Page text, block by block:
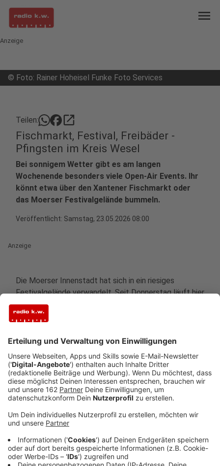
menu
Anzeige
© Foto: Rainer Hoheisel Funke Foto Services
Teilen: open_in_new
Fischmarkt, Festival, Freibäder -
Pfingsten im Kreis Wesel
Bei sonnigem Wetter gibt es am langen
Wochenende besonders viele Open-Air Events. Ihr
könnt etwa über den Xantener Fischmarkt oder
das Moerser Festivalgelände bummeln.
Veröffentlicht: Samstag, 23.05.2026 08:00
Anzeige
Die Moerser Innenstadt hat sich in ein riesiges
Festivalgelände verwandelt. Seit Donnerstag läuft hier
das Moers Festival. Rund 200 internationale Künstler
werden bis Pfingstmontag erwartet. Dazu gibt es ein
Food-Trucks. Viele Moerser freuen sich vor allem,
dass die Hauptbühne ins Herz der Stadt zurückgekehrt
ist - auf den Kastellplatz. Und die Camper haben ihre
Zelte wieder im Freizeitpark aufgeschlagen.
Anzeige
Anzeige